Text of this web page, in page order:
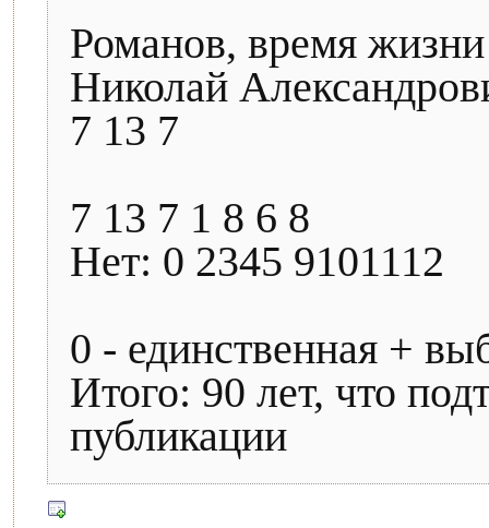
Романов, время жизни
Николай
7 13 7
7 13 7 1 8 6 8
Нет: 0 2345 9101112
0 - единственная +
Итого: 90 лет, что
публикации